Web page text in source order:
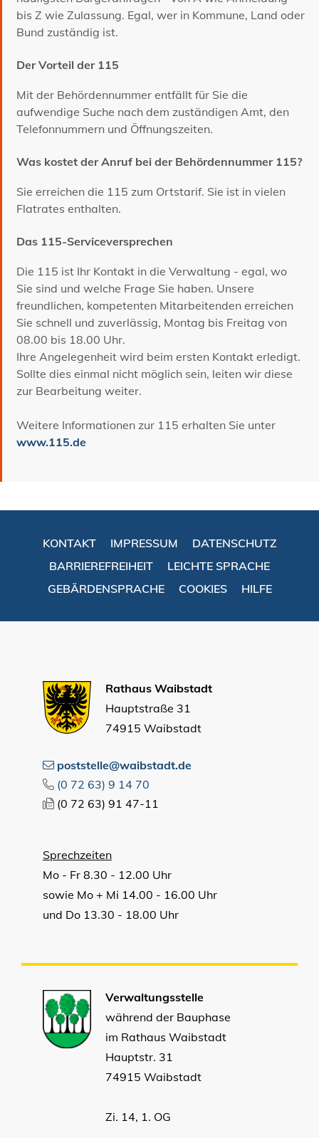
bis Z wie Zulassung. Egal, wer in Kommune, Land oder
Bund zuständig ist.
Der Vorteil der 115
Mit der Behördennummer entfällt für Sie die
aufwendige Suche nach dem zuständigen Amt, den
Telefonnummern und Öffnungszeiten.
Was kostet der Anruf bei der Behördennummer 115?
Sie erreichen die 115 zum Ortstarif. Sie ist in vielen
Flatrates enthalten.
Das 115-Serviceversprechen
Die 115 ist Ihr Kontakt in die Verwaltung - egal, wo
Sie sind und welche Frage Sie haben. Unsere
freundlichen, kompetenten Mitarbeitenden erreichen
Sie schnell und zuverlässig, Montag bis Freitag von
08.00 bis 18.00 Uhr.
Ihre Angelegenheit wird beim ersten Kontakt erledigt.
Sollte dies einmal nicht möglich sein, leiten wir diese
zur Bearbeitung weiter.
Weitere Informationen zur 115 erhalten Sie unter
www.115.de
KONTAKT IMPRESSUM
DATENSCHUTZ
BARRIEREFREIHEIT
LEICHTE SPRACHE
GEBÄRDENSPRACHE
COOKIES HILFE
Rathaus Waibstadt
Hauptstraße 31
74915 Waibstadt
poststelle@waibstadt.de
(0 72 63) 9 14 70
(0 72 63) 91 47-11
Sprechzeiten
Mo - Fr 8.30 - 12.00 Uhr
sowie Mo + Mi 14.00 - 16.00 Uhr
und Do 13.30 - 18.00 Uhr
Verwaltungsstelle
während der Bauphase
im Rathaus Waibstadt
Hauptstr. 31
74915 Waibstadt
Zi. 14, 1. OG